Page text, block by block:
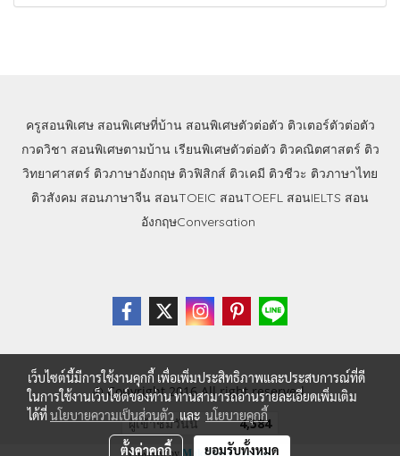
ครูสอนพิเศษ สอนพิเศษที่บ้าน สอนพิเศษตัวต่อตัว ติวเตอร์ตัวต่อตัว
กวดวิชา สอนพิเศษตามบ้าน เรียนพิเศษตัวต่อตัว ติวคณิตศาสตร์ ติว
วิทยาศาสตร์ ติวภาษาอังกฤษ ติวฟิสิกส์ ติวเคมี ติวชีวะ ติวภาษาไทย
ติวสังคม สอนภาษาจีน สอนTOEIC สอนTOEFL สอนIELTS สอน
อังกฤษConversation
© Copyright 2016 All right reserved.
ผู้เข้าชมวันนี้
4,584
เว็บไซต์นี้มีการใช้งานคุกกี้ เพื่อเพิ่มประสิทธิภาพและประสบการณ์ที่ดี
ในการใช้งานเว็บไซต์ของท่าน ท่านสามารถอ่านรายละเอียดเพิ่มเติม
ได้ที่นโยบายความเป็นส่วนตัวและ นโยบายคุกกี้
ตั้งค่าคุกกี้ ยอมรับทั้งหมด